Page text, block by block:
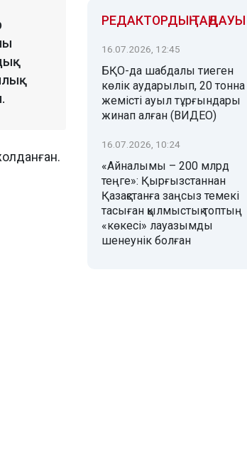
РЕДАКТОРДЫҢ ТАҢДАУЫ
16.07.2026, 12:45
БҚО-да шабдалы тиеген
көлік аударылып, 20 тонна
жемісті ауыл тұрғындары
жинап алған (ВИДЕО)
16.07.2026, 10:24
«Айналымы – 200 млрд
теңге»: Қырғызстаннан
Қазақстанға заңсыз темекі
тасыған қылмыстық топтың
«көкесі» лауазымды
шенеунік болған